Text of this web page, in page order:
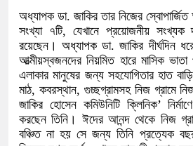
অধ্যাপক ডা. জাকির তার নিজের স্বোপার্জিত
সংখ্যা ৭টি, যেখানে প্রয়োজনীয় সংখ্যক
রয়েছেন। অধ্যাপক ডা. জাকির দীর্ঘদিন
আত্মীয়স্বজনদের নিয়মিত হারে মাসিক ভাতা
এলাকার মানুষের জন্য সহযোগিতার হাত
মাঠ, কবরস্থান, গুচ্ছগ্রামসহ নিজ গ্রামে
জাকির হোসেন কমিউনিটি ক্লিনিক’
করছেন তিনি। ঈদের আনন্দ থেকে নিজ
বঞ্চিত না হয় সে জন্য তিনি প্রত্যেক